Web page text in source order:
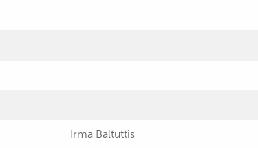
Irma Baltuttis